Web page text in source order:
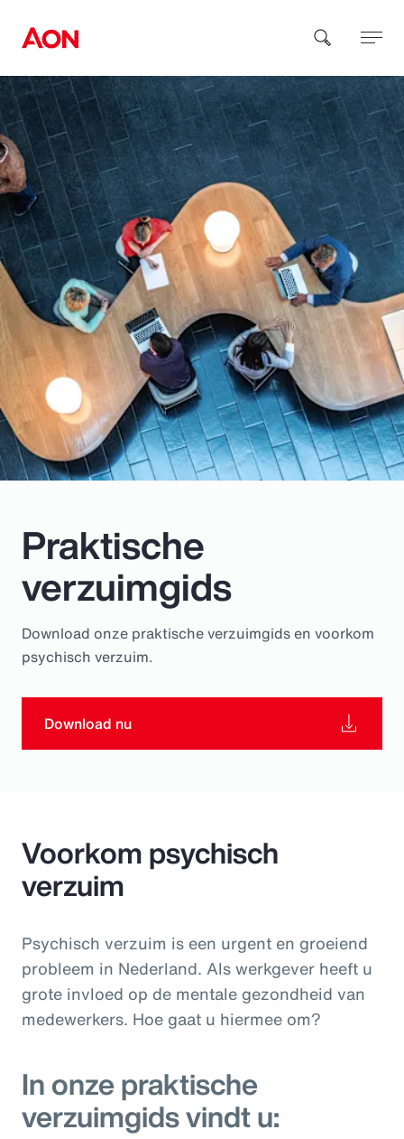
How can we help you?
Popular Searches
Insurance
Benefits
Pay Transparency
Parametrics
Praktische
verzuimgids
Download onze praktische verzuimgids en voorkom
psychisch verzuim.
Download nu
Voorkom psychisch
verzuim
Psychisch verzuim is een urgent en groeiend
probleem in Nederland. Als werkgever heeft u
grote invloed op de mentale gezondheid van
medewerkers. Hoe gaat u hiermee om?
In onze praktische
verzuimgids vindt u: